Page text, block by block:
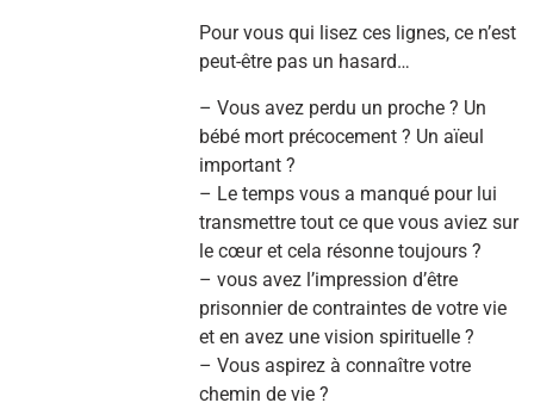
Pour vous qui lisez ces lignes, ce n’est
peut-être pas un hasard…
– Vous avez perdu un proche ? Un
bébé mort précocement ? Un aïeul
important ?
– Le temps vous a manqué pour lui
transmettre tout ce que vous aviez sur
le cœur et cela résonne toujours ?
– vous avez l’impression d’être
prisonnier de contraintes de votre vie
et en avez une vision spirituelle ?
– Vous aspirez à connaître votre
chemin de vie ?